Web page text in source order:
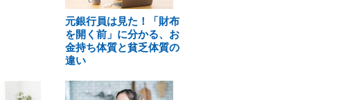
元銀行員は見た！「財布
を開く前」に分かる、お
金持ち体質と貧乏体質の
違い